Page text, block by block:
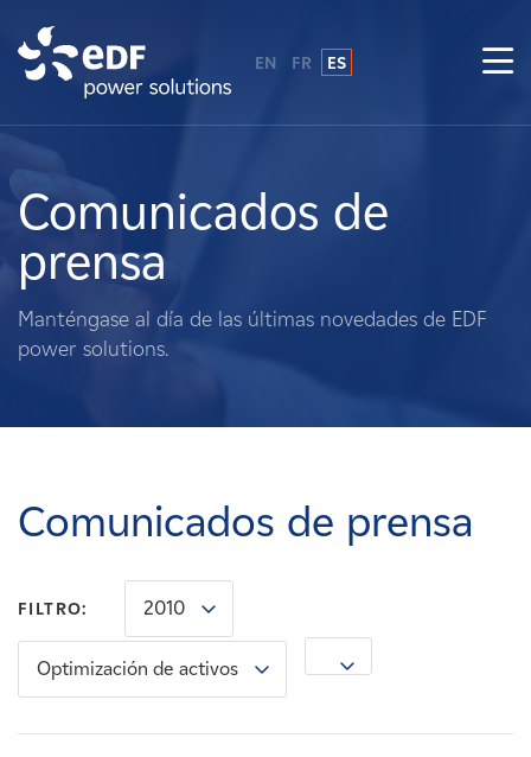
Sobre nosotros
Qué hacemos
Terratenientes
Carreras
Noticias
Contacte con
EN FR ES
Comunicados de
prensa
Manténgase al día de las últimas novedades de EDF
power solutions.
Comunicados de prensa
FILTRO: 2010
Optimización de activos